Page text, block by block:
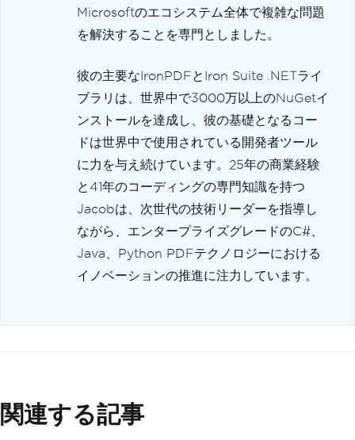
Microsoftのエコシステム全体で複雑な問題
を解決することを専門としました。
彼の主要なIronPDFとIron Suite .NETライ
ブラリは、世界中で3000万以上のNuGetイ
ンストールを達成し、彼の基礎となるコー
ドは世界中で使用されている開発者ツール
に力を与え続けています。25年の商業経験
と41年のコーディングの専門知識を持つ
Jacobは、次世代の技術リーダーを指導し
ながら、エンタープライズグレードのC#、
Java、Python PDFテクノロジーにおける
イノベーションの推進に注力しています。
関連する記事